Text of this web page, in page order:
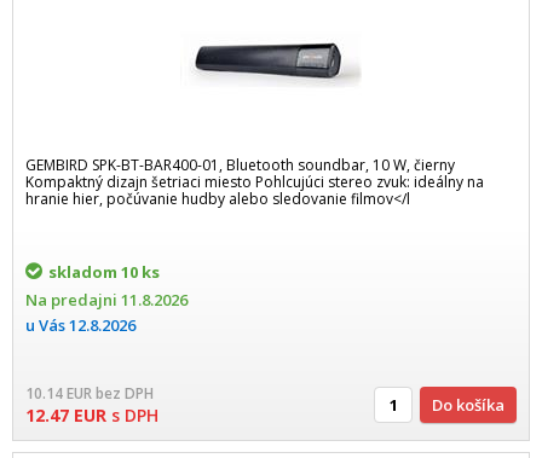
GEMBIRD SPK-BT-BAR400-01, Bluetooth soundbar, 10 W, čierny
Kompaktný dizajn šetriaci miesto Pohlcujúci stereo zvuk: ideálny na
hranie hier, počúvanie hudby alebo sledovanie filmov</l
skladom 10 ks
Na predajni 11.8.2026
u Vás12.8.2026
10.14EURbez DPH
12.47 EUR s DPH Do košíka